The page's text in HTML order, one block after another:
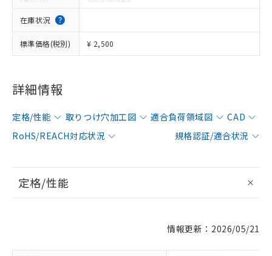
在庫状況
標準価格(税別) ¥ 2,500
詳細情報
定格/性能 取りつけ穴加工図 適合負荷領域図
CAD
RoHS/REACH対応状況
規格認証/適合状況
定格/性能
情報更新：2026/05/21